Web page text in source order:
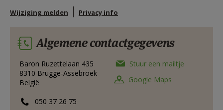
HULP
STARTPAGINA PORTAAL
MIJN PAROCHIE
AANMELDEN OF REGISTREREN
Wijziging melden Privacy info
Algemene contactgegevens
Baron Ruzettelaan 435
8310 Brugge-Assebroek
België
050 37 26 75
Stuur een mailtje
Google Maps